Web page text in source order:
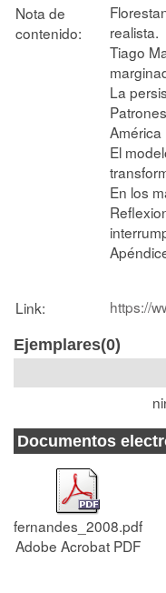
Nota de
contenido:
realista.
Tiago
La
América
El
En los
Link: https://
Ejemplares(0)
Documentos
fernandes_2008.pdf
Adobe Acrobat PDF